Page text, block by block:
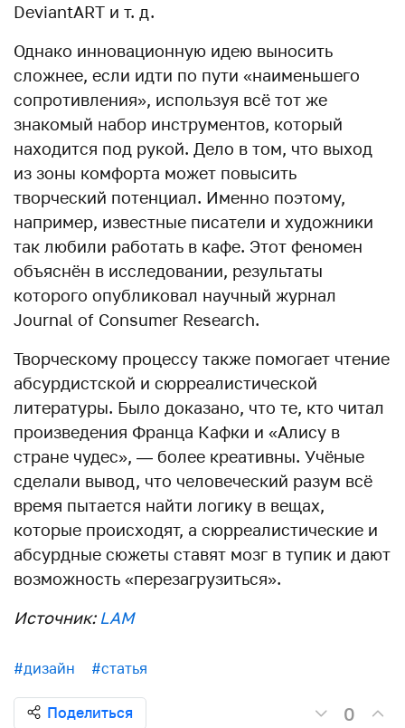
DeviantART и т. д.
Однако инновационную идею выносить
сложнее, если идти по пути «наименьшего
сопротивления», используя всё тот же
знакомый набор инструментов, который
находится под рукой. Дело в том, что выход
из зоны комфорта может повысить
творческий потенциал. Именно поэтому,
например, известные писатели и художники
так любили работать в кафе. Этот феномен
объяснён в исследовании, результаты
которого опубликовал научный журнал
Journal of Consumer Research.
Творческому процессу также помогает чтение
абсурдистской и сюрреалистической
литературы. Было доказано, что те, кто читал
произведения Франца Кафки и «Алису в
стране чудес», — более креативны. Учёные
сделали вывод, что человеческий разум всё
время пытается найти логику в вещах,
которые происходят, а сюрреалистические и
абсурдные сюжеты ставят мозг в тупик и дают
возможность «перезагрузиться».
Источник: LAM
#дизайн #статья
Поделиться 0